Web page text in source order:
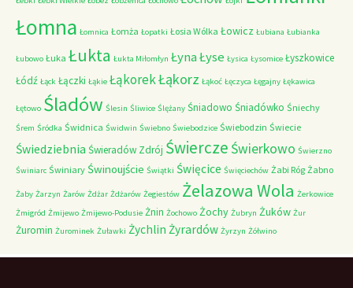
Łomna Łomnica Łomża Łopatki Łosia Wólka Łowicz Łubiana Łubianka
Łubowo Łuka Łukta Łukta Miłomłyn ŁynaŁyse Łysica Łysomice Łyszkowice
Łódź Łąck Łączki Łąkie ŁąkorekŁąkorz Łąkoć Łęczyca Łęgajny Łękawica
Łętowo Śladów Ślesin Śliwice Ślężany Śniadowo Śniadówko Śniechy
Śrem Śródka Świdnica Świdwin Świebno Świebodzice Świebodzin Świecie
Świedziebnia Świeradów Zdrój Świercze Świerkowo Świerzno
Świniarc Świniary Świnoujście Świątki Święcice Święciechów Żabi Róg Żabno
Żaby Żarzyn Żarów Żdżar Żdżarów Żegiestów Żelazowa Wola Żerkowice
Żmigród Żmijewo Żmijewo-Podusie Żnin Żochowo Żochy Żubryn Żuków Żur
Żuromin Żurominek Żuławki Żychlin Żyrardów Żyrzyn Żółwino